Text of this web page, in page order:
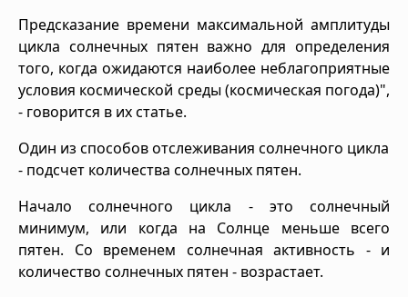
Предсказание времени максимальной амплитуды
цикла солнечных пятен важно для определения
того, когда ожидаются наиболее неблагоприятные
условия космической среды (космическая погода)",
- говорится в их статье.
Один из способов отслеживания солнечного цикла
- подсчет количества солнечных пятен.
Начало солнечного цикла - это солнечный
минимум, или когда на Солнце меньше всего
пятен. Со временем солнечная активность - и
количество солнечных пятен - возрастает.